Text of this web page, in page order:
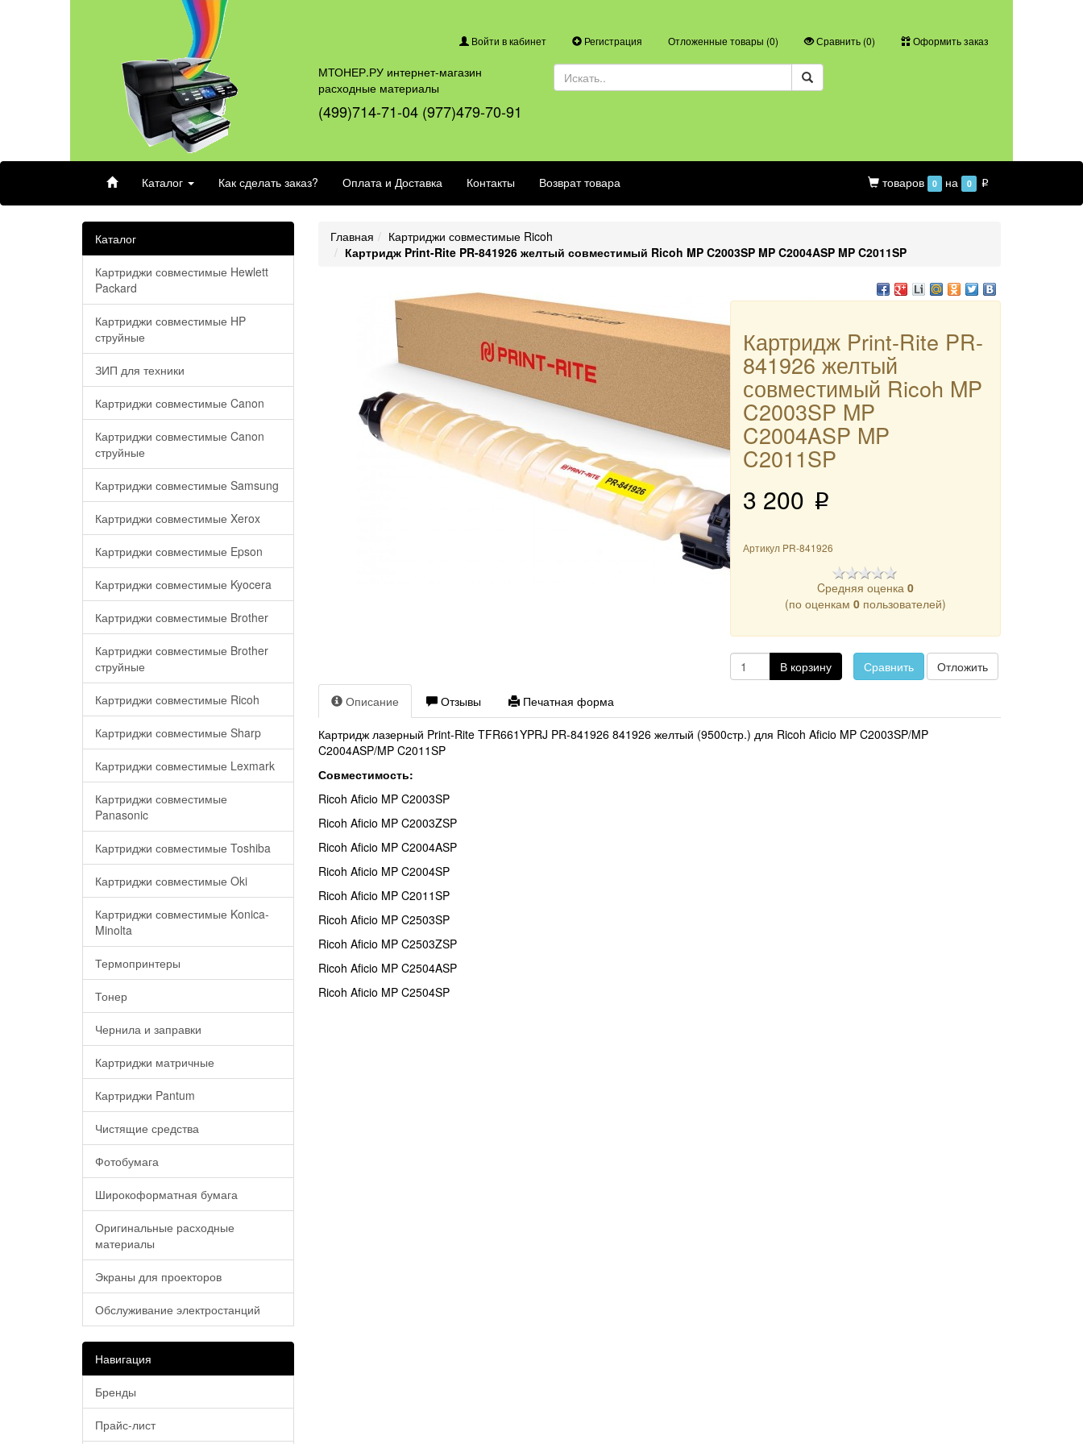
Войти в кабинет Регистрация Отложенные товары (0) Сравнить (0) Оформить заказ
МТОНЕР.РУ интернет-магазин
расходные материалы
(499)714-71-04 (977)479-70-91
Каталог Как сделать заказ? Оплата и Доставка Контакты Возврат товара товаров 0 на 0 p
Каталог
Картриджи совместимые Hewlett
Packard
Картриджи совместимые HP
струйные
ЗИП для техники
Картриджи совместимые Canon
Картриджи совместимые Canon
струйные
Картриджи совместимые Samsung
Картриджи совместимые Xerox
Картриджи совместимые Epson
Картриджи совместимые Kyocera
Картриджи совместимые Brother
Картриджи совместимые Brother
струйные
Картриджи совместимые Ricoh
Картриджи совместимые Sharp
Картриджи совместимые Lexmark
Картриджи совместимые
Panasonic
Картриджи совместимые Toshiba
Картриджи совместимые Oki
Картриджи совместимые Konica-
Minolta
Термопринтеры
Тонер
Чернила и заправки
Картриджи матричные
Картриджи Pantum
Чистящие средства
Фотобумага
Широкоформатная бумага
Оригинальные расходные
материалы
Экраны для проекторов
Обслуживание электростанций
Навигация
Бренды
Прайс-лист
Главная
Картриджи совместимые Ricoh
Картридж Print-Rite PR-841926 желтый совместимый Ricoh MP C2003SP MP C2004ASP MP C2011SP
Картридж Print-Rite PR-
841926 желтый
совместимый Ricoh MP
C2003SP MP
C2004ASP MP
C2011SP
3 200 p
Артикул PR-841926
Cредняя оценка0
(по оценкам0 пользователей)
В корзину Сравнить Отложить
Описание Отзывы Печатная форма
Картридж лазерный Print-Rite TFR661YPRJ PR-841926 841926 желтый (9500стр.) для Ricoh Aficio MP C2003SP/MP
C2004ASP/MP C2011SP
Совместимость:
Ricoh Aficio MP C2003SP
Ricoh Aficio MP C2003ZSP
Ricoh Aficio MP C2004ASP
Ricoh Aficio MP C2004SP
Ricoh Aficio MP C2011SP
Ricoh Aficio MP C2503SP
Ricoh Aficio MP C2503ZSP
Ricoh Aficio MP C2504ASP
Ricoh Aficio MP C2504SP